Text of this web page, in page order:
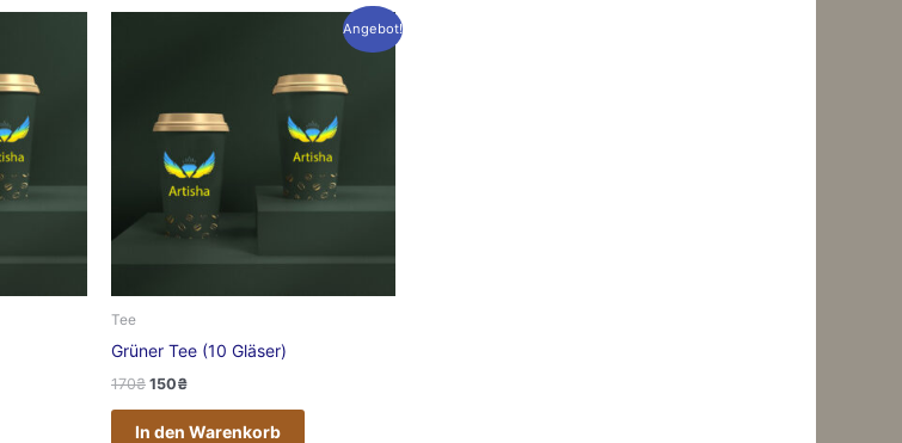
Angebot!
Tee
Grüner Tee (10 Gläser)
170₴ 150₴
In den Warenkorb